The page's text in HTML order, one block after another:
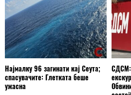
Најмалку 96 загинати кај Сеута;
спасувачите: Глетката беше
ужасна
СДСМ: